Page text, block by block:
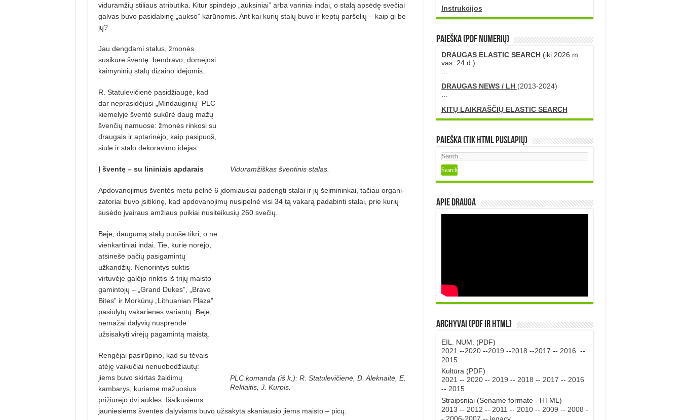
viduramžių stiliaus atributika. Kitur spindėjo „auksiniai” arba variniai indai, o stalą apsėdę svečiai
galvas buvo pasidabinę „aukso” karūnomis. Ant kai kurių stalų buvo ir keptų paršelių – kaip gi be
jų?
Viduramžiškas šventinis stalas.
Jau dengdami stalus, žmonės
susikūrė šventę: bendravo, domėjosi
kaimyninių stalų dizaino idėjomis.
R. Statulevičienė pasidžiaugė, kad
dar neprasidėjusi „Mindauginių” PLC
kiemely­je šventė sukūrė daug mažų
švenčių namuo­se: žmonės rinkosi su
draugais ir aptarinėjo, kaip pasipuoš,
siūlė ir stalo dekoravimo idėjas.
Į šventę – su lininiais apdarais
Apdovanojimus šventės metu pelnė 6 įdomiausiai padengti stalai ir jų šeimininkai, tačiau organi­
zatoriai buvo įsitikinę, kad apdovanojimų nusipelnė visi 34 tą vakarą padabinti stalai, prie kurių
susėdo įvairaus amžiaus puikiai nusiteikusių 260 svečių.
PLC komanda (iš k.): R. Statulevičienė, D. Aleknaitė, E.
Reklaitis, J. Kurpis.
Beje, daugumą stalų puošė tikri, o ne
vienkartiniai indai. Tie, kurie norėjo,
atsi­nešė pačių pasigamintų
užkandžių. Nenorintys suktis
virtuvėje galėjo rinktis iš tri­jų maisto
gamintojų – „Grand Dukes”, „Bravo
Bites” ir Morkūnų „Lithuanian Plaza”
pasiūlytų vakarienės variantų. Beje,
nemažai dalyvių nusprendė
užsisakyti virėjų pagamintą maistą.
Rengėjai pasirūpino, kad su tėvais
atėję vaikučiai nenuobodžiautų:
jiems buvo skirtas žaidimų
kambarys, kuriame mažuosius
prižiūrėjo dvi auklės. Išalkusiems
jauniesiems šventės dalyviams buvo užsakyta skaniausio jiems maisto – picų.
Instrukcijos
PAIEŠKA (PDF numerių)
DRAUGAS ELASTIC SEARCH(iki 2026 m.
vas. 24 d.)
...
DRAUGAS NEWS / LH (2013-2024)
...
KITŲ LAIKRAŠČIŲ ELASTIC SEARCH
Paieška (tik HTML puslapių)
Apie DRAUGA
Archyvai (PDF ir HTML)
EIL. NUM. (PDF)
2021 --2020--2019 --2018 --2017 -- 2016 --
2015
Kultūra (PDF)
2021 -- 2020-- 2019 -- 2018 -- 2017 -- 2016
-- 2015
Straipsniai (Sename formate - HTML)
2013 -- 2012 -- 2011 -- 2010-- 2009 -- 2008 -
- 2006-2007 -- legacy